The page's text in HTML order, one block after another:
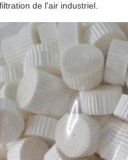
de l'air industriel.